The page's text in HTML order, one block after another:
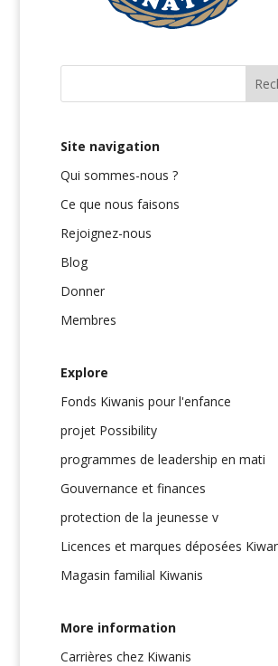
Site navigation
Qui sommes-nous ?
Ce que nous faisons
Rejoignez-nous
Blog
Donner
Membres
Explore
Fonds Kiwanis pour l'enfance
projet Possibility
programmes de leadership en mati
Gouvernance et finances
protection de la jeunesse v
Licences et marques déposées
Magasin familial Kiwanis
More information
Carrières chez Kiwanis